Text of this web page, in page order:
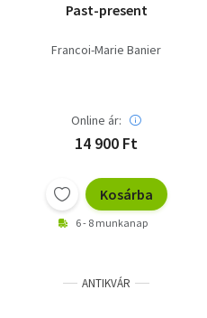
Past-present
Francoi-Marie Banier
Online ár:
14 900 Ft
Kosárba
6 - 8 munkanap
ANTIKVÁR